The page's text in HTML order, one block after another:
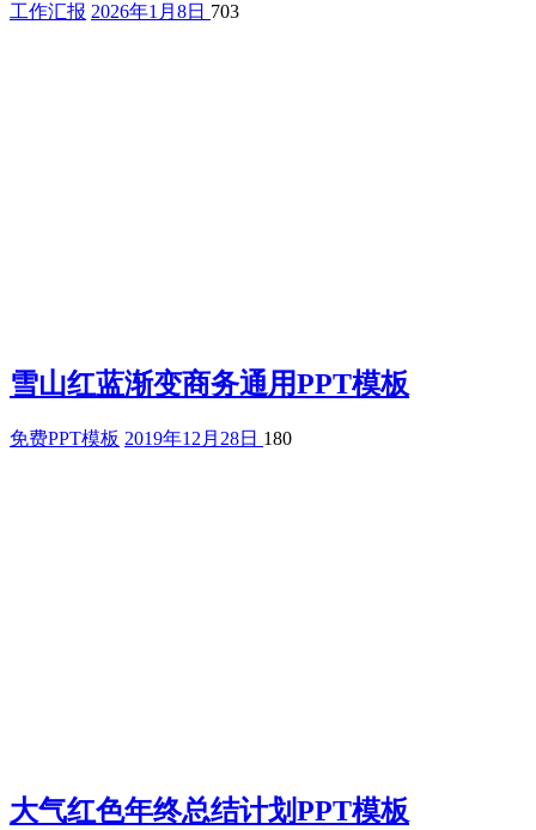
工作汇报 2026年1月8日 703
雪山红蓝渐变商务通用PPT模板
免费PPT模板 2019年12月28日 180
大气红色年终总结计划PPT模板